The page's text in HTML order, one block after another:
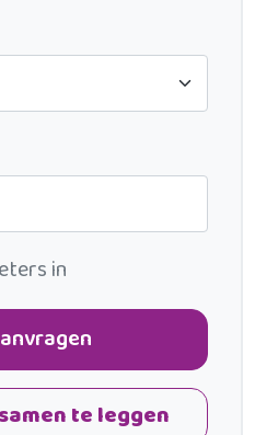
in
te leggen